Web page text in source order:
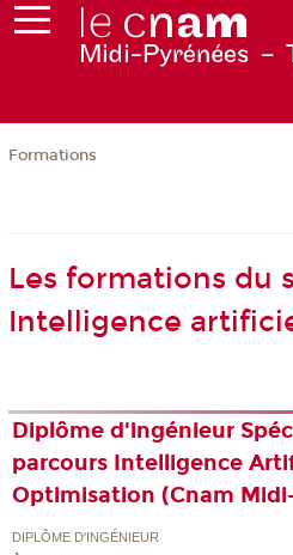
Formations
Les formations du
Intelligence
Diplôme d'ingénieur
parcours Intelligence
Optimisation (Cnam
DIPLÔME D'INGÉNIEUR